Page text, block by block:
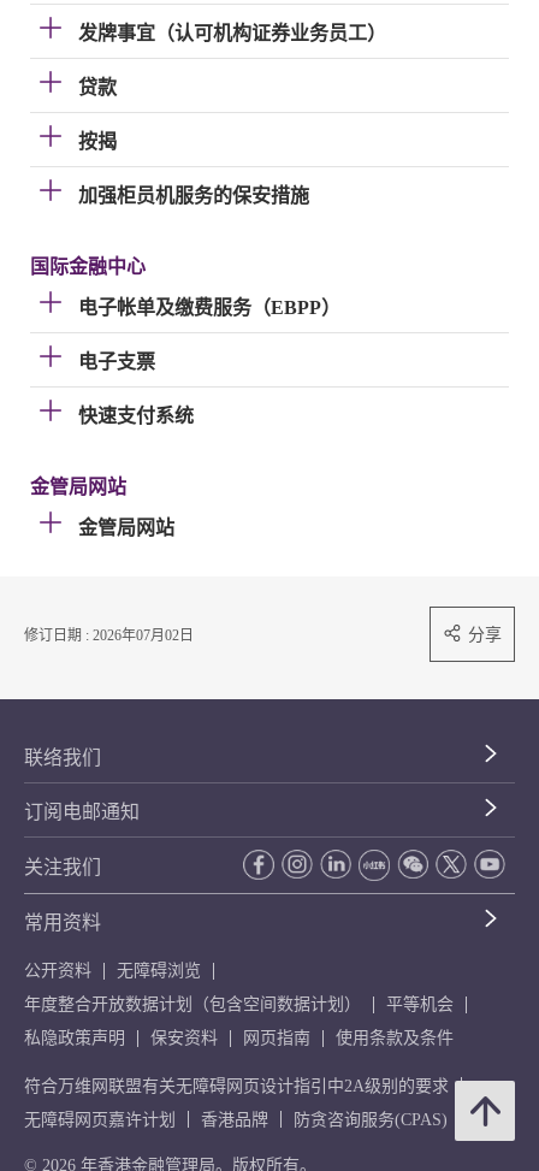
发牌事宜（认可机构证券业务员工）
贷款
按揭
加强柜员机服务的保安措施
国际金融中心
电子帐单及缴费服务（EBPP）
电子支票
快速支付系统
金管局网站
金管局网站
修订日期 : 2026年07月02日 分享
联络我们
订阅电邮通知
关注我们
常用资料
公开资料
无障碍浏览
年度整合开放数据计划（包含空间数据计划）
平等机会
私隐政策声明
保安资料 网页指南 使用条款及条件
符合万维网联盟有关无障碍网页设计指引中2A级别的要求
无障碍网页嘉许计划
香港品牌 防贪咨询服务(CPAS)
© 2026 年香港金融管理局。版权所有。